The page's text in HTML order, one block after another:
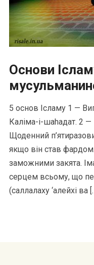
Основи
5 основ Ісламу 1 —
Каліма-і-шаhадат. 2
Щоденний
якщо він став
заможними закята.
серцем всьому, що
(саллалаху ‘алейхі ва